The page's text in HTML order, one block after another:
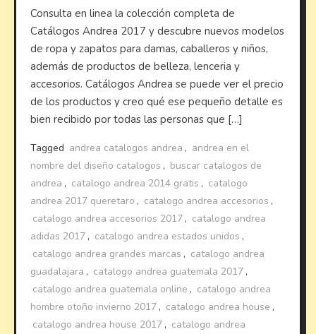
Consulta en linea la colección completa de
Catálogos Andrea 2017 y descubre nuevos modelos
de ropa y zapatos para damas, caballeros y niños,
además de productos de belleza, lenceria y
accesorios. Catálogos Andrea se puede ver el precio
de los productos y creo qué ese pequeño detalle es
bien recibido por todas las personas que […]
Tagged andrea catalogos andrea , andrea en el
nombre del diseño catalogos , buscar catalogos de
andrea , catalogo andrea 2014 gratis , catalogo
andrea 2017 queretaro , catalogo andrea accesorios ,
catalogo andrea accesorios 2017 , catalogo andrea
adidas 2017 , catalogo andrea estados unidos ,
catalogo andrea grandes marcas , catalogo andrea
guadalajara , catalogo andrea guatemala 2017 ,
catalogo andrea guatemala online , catalogo andrea
hombre otoño invierno 2017 , catalogo andrea house ,
catalogo andrea house 2017 , catalogo andrea